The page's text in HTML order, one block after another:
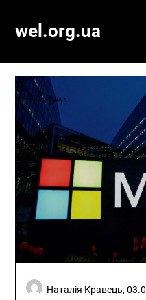
content
wel.org.ua
Наталія Кравець,